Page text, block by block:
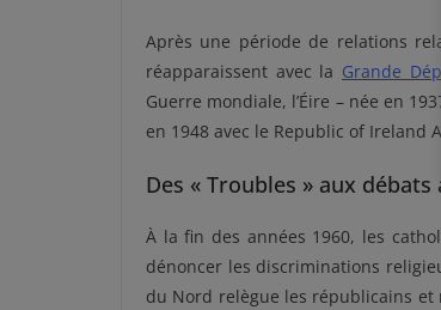
Après une période de relations
réapparaissent avec la Grande
Guerre mondiale, l’Éire – née en
en 1948 avec le Republic of Ireland
Des « Troubles » aux
À la fin des années 1960, les
dénoncer les discriminations
du Nord relègue les républicains